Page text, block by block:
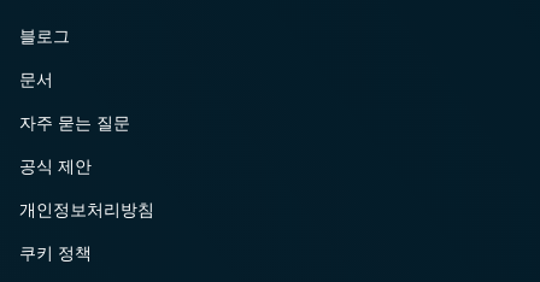
블로그
문서
자주 묻는 질문
공식 제안
개인정보처리방침
쿠키 정책